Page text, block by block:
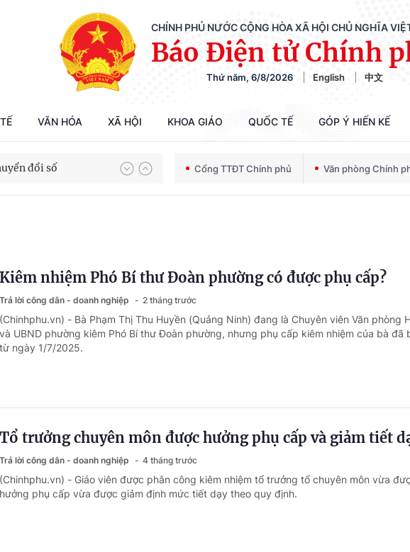
CHÍNH PHỦ NƯỚC CỘNG HÒA XÃ HỘI CHỦ NGHĨA
Báo Điện tử Chính
Thứ năm, 6/8/2026 English 中文
VĂN HÓA XÃ HỘI KHOA GIÁO QUỐC TẾ GÓP Ý HIẾN KẾ
đổi số
mới
Cổng TTĐT Chính phủ Văn phòng Chính
Kiêm nhiệm Phó Bí thư Đoàn phường có được phụ cấp?
Trả lời công dân - doanh nghiệp 2 tháng trước
(Chinhphu.vn) - Bà Phạm Thị Thu Huyền (Quảng Ninh) đang là Chuyên viên Văn phòng
và UBND phường kiêm Phó Bí thư Đoàn phường, nhưng phụ cấp kiêm nhiệm của bà đã
từ ngày 1/7/2025.
Tổ trưởng chuyên môn được hưởng phụ cấp và giảm tiết
Trả lời công dân - doanh nghiệp 4 tháng trước
(Chinhphu.vn) - Giáo viên được phân công kiêm nhiệm tổ trưởng tổ chuyên môn vừa
hưởng phụ cấp vừa được giảm định mức tiết dạy theo quy định.